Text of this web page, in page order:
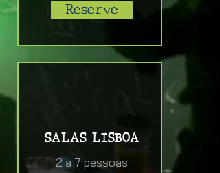
Reserve
SALAS LISBOA
2 a 7 pessoas